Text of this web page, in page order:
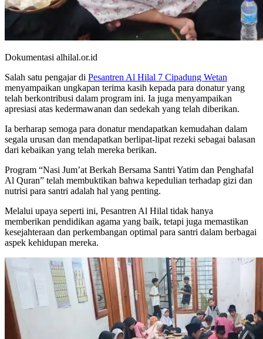
Dokumentasi alhilal.or.id
Salah satu pengajar di Pesantren Al Hilal 7 Cipadung Wetan
menyampaikan ungkapan terima kasih kepada para donatur yang
telah berkontribusi dalam program ini. Ia juga menyampaikan
apresiasi atas kedermawanan dan sedekah yang telah diberikan.
Ia berharap semoga para donatur mendapatkan kemudahan dalam
segala urusan dan mendapatkan berlipat-lipat rezeki sebagai balasan
dari kebaikan yang telah mereka berikan.
Program “Nasi Jum’at Berkah Bersama Santri Yatim dan Penghafal
Al Quran” telah membuktikan bahwa kepedulian terhadap gizi dan
nutrisi para santri adalah hal yang penting.
Melalui upaya seperti ini, Pesantren Al Hilal tidak hanya
memberikan pendidikan agama yang baik, tetapi juga memastikan
kesejahteraan dan perkembangan optimal para santri dalam berbagai
aspek kehidupan mereka.